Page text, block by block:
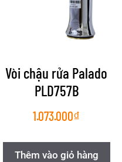
Vòi chậu rửa Palado
PLD757B
1.073.000₫
Thêm vào giỏ hàng